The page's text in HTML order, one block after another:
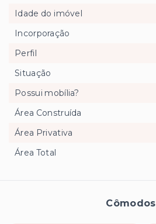
Cômodos
Idade do imóvel
Incorporação
Perfil
Situação
Possui mobília?
Área Construída
Área Privativa
Área Total